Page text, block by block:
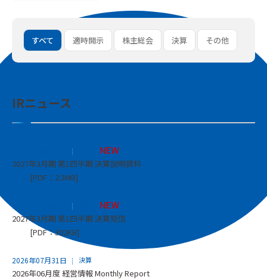
すべて 適時開示 株主総会 決算 その他
IRニュース
2027年3月期 第1四半期 決算説明資料
[PDF：2.3MB]
2026年08月07日
2027年3月期 第1四半期 決算短信
[PDF：302KB]
2026年07月31日 決算
2026年06月度 経営情報 Monthly Report